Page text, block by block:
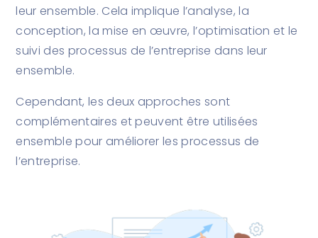
leur ensemble. Cela implique l’analyse, la
conception, la mise en œuvre, l’optimisation et le
suivi des processus de l’entreprise dans leur
ensemble.
Cependant, les deux approches sont
complémentaires et peuvent être utilisées
ensemble pour améliorer les processus de
l’entreprise.